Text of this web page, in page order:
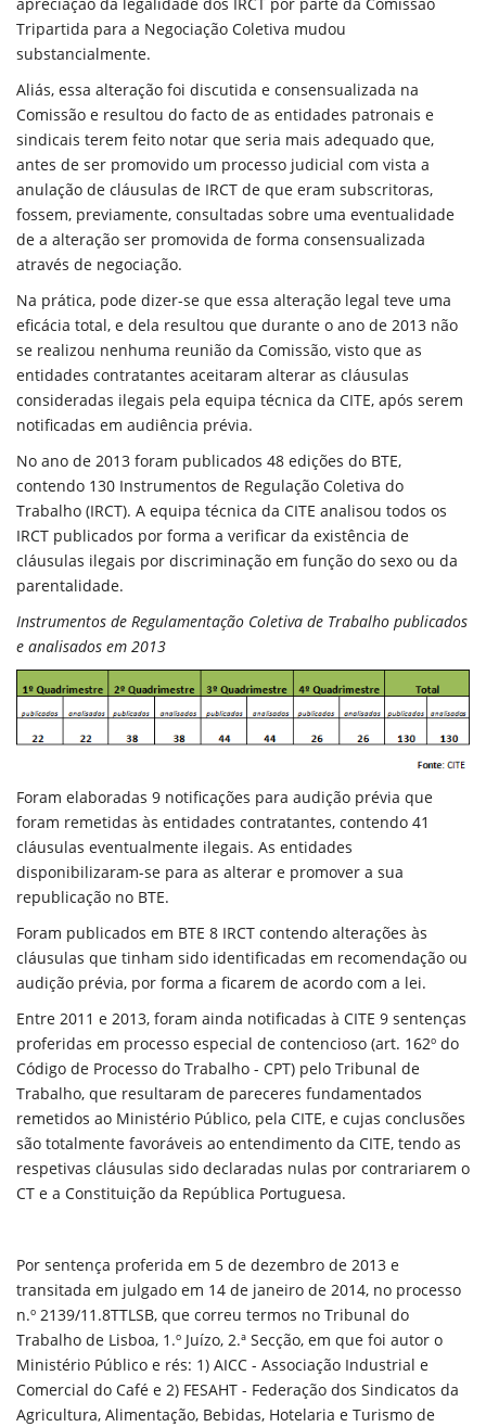
Tripartida para a Negociação Coletiva mudou
substancialmente.
Aliás, essa alteração foi discutida e consensualizada na
Comissão e resultou do facto de as entidades patronais e
sindicais terem feito notar que seria mais adequado que,
antes de ser promovido um processo judicial com vista a
anulação de cláusulas de IRCT de que eram subscritoras,
fossem, previamente, consultadas sobre uma eventualidade
de a alteração ser promovida de forma consensualizada
através de negociação.
Na prática, pode dizer-se que essa alteração legal teve uma
eficácia total, e dela resultou que durante o ano de 2013 não
se realizou nenhuma reunião da Comissão, visto que as
entidades contratantes aceitaram alterar as cláusulas
consideradas ilegais pela equipa técnica da CITE, após serem
notificadas em audiência prévia.
No ano de 2013 foram publicados 48 edições do BTE,
contendo 130 Instrumentos de Regulação Coletiva do
Trabalho (IRCT). A equipa técnica da CITE analisou todos os
IRCT publicados por forma a verificar da existência de
cláusulas ilegais por discriminação em função do sexo ou da
parentalidade.
Instrumentos de Regulamentação Coletiva de Trabalho publicados
e analisados em 2013
Foram elaboradas 9 notificações para audição prévia que
foram remetidas às entidades contratantes, contendo 41
cláusulas eventualmente ilegais. As entidades
disponibilizaram-se para as alterar e promover a sua
republicação no BTE.
Foram publicados em BTE 8 IRCT contendo alterações às
cláusulas que tinham sido identificadas em recomendação ou
audição prévia, por forma a ficarem de acordo com a lei.
Entre 2011 e 2013, foram ainda notificadas à CITE 9 sentenças
proferidas em processo especial de contencioso (art. 162º do
Código de Processo do Trabalho - CPT) pelo Tribunal de
Trabalho, que resultaram de pareceres fundamentados
remetidos ao Ministério Público, pela CITE, e cujas conclusões
são totalmente favoráveis ao entendimento da CITE, tendo as
respetivas cláusulas sido declaradas nulas por contrariarem o
CT e a Constituição da República Portuguesa.
Por sentença proferida em 5 de dezembro de 2013 e
transitada em julgado em 14 de janeiro de 2014, no processo
n.º 2139/11.8TTLSB, que correu termos no Tribunal do
Trabalho de Lisboa, 1.º Juízo, 2.ª Secção, em que foi autor o
Ministério Público e rés: 1) AICC - Associação Industrial e
Comercial do Café e 2) FESAHT - Federação dos Sindicatos da
Agricultura, Alimentação, Bebidas, Hotelaria e Turismo de